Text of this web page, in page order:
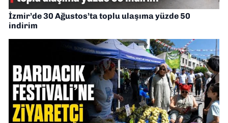
İzmir’de 30 Ağustos’ta toplu ulaşıma yüzde 50
indirim